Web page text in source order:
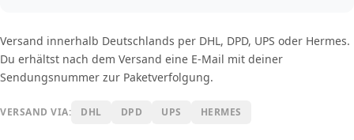
Versand innerhalb Deutschlands per DHL, DPD, UPS oder Hermes.
Du erhältst nach dem Versand eine E-Mail mit deiner
Sendungsnummer zur Paketverfolgung.
VERSAND VIA: DHL DPD UPS HERMES